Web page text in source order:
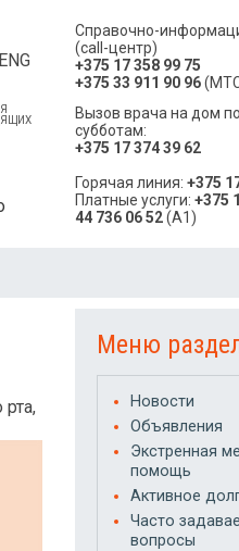
ENG
Справочно-
(call-центр)
+375 17 358 99 75
+375 33 911 90 96
Вызов врача на дом
субботам:
+375 17 374 39 62
Горячая линия: +375
Платные услуги: +375
44 736 06 52(A1)
Меню
Новости
Объявления
Экстренная
помощь
Активное
Часто
вопросы